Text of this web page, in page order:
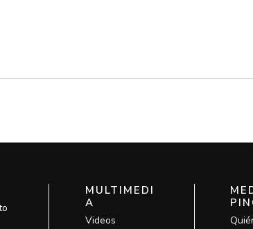
MULTIMEDI
A
Videos